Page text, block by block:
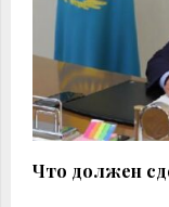
Что должен